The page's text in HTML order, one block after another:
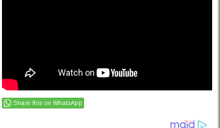
Share this on WhatsApp